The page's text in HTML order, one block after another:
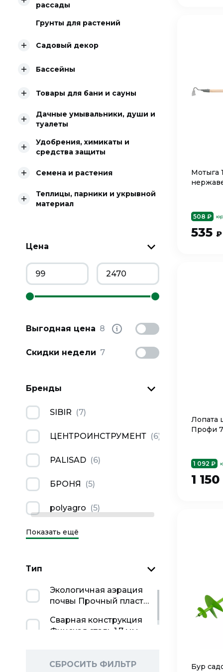
рассады
Грунты для растений
Садовый декор
Бассейны
Товары для бани и сауны
Дачные умывальники, души и
туалеты
Удобрения, химикаты и
средства защиты
Семена и растения
Теплицы, парники и укрывной
материал
Цена
Выгодная цена 8
Скидки недели 7
Бренды
SIBIR (7)
ЦЕНТРОИНСТРУМЕНТ (6)
PALISAD (6)
БРОНЯ (5)
polyagro (5)
Показать ещё
Тип
Экологичная аэрация
почвы Прочный пластик
микроэлементам почвы
местах 3 заостренных
Сварная конструкция
Финская сталь 1,7 мм
образная рукоятка
СБРОСИТЬ ФИЛЬТР
Мотыга
508 ₽
535 ₽
Лопата
Профи
1 092 ₽
1 150
Бур